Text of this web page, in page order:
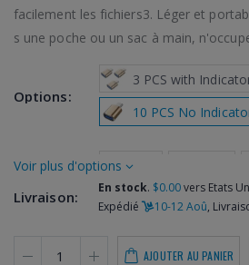
facilement les fichiers3. Léger et
s une poche ou un sac à main,
Options:
3 PCS with
10 PCS No
Couleur: Gris
plus d'options
Livraison:
En stock. $0.00vers Etats
Expédié
10-12 Aoû,
AJOUTER AU PANIER